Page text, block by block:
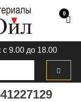
0
с 9.00 до 18.00